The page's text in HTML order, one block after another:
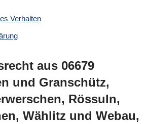
Verhalten
aus 06679
und Granschütz,
Rössuln,
Wählitz und Webau,